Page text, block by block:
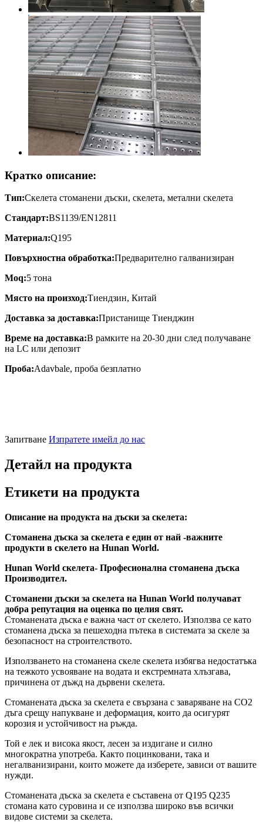
Кратко описание:
Тип:Скелета стоманени дъски, скелета, метални скелета
Стандарт:BS1139/EN12811
Материал:Q195
Повърхностна обработка:Предварително галванизиран
Moq:5 тона
Място на произход:Тиендзин, Китай
Доставка за доставка:Пристанище Тиенджин
Време на доставка:В рамките на 20-30 дни след получаване
на LC или депозит
Проба:Adavbale, проба безплатно
Запитване Изпратете имейл до нас
Детайл на продукта
Етикети на продукта
Описание на продукта на дъски за скелета:
Стоманена дъска за скелета е един от най -важните
продукти в скелето на Hunan World.
Hunan World скелета- Професионална стоманена дъска
Производител.
Стоманени дъски за скелета на Hunan World получават
добра репутация на оценка по целия свят.
Стоманената дъска е важна част от скелето. Използва се като
стоманена дъска за пешеходна пътека в системата за скеле за
безопасност на строителството.
Използването на стоманена скеле скелета избягва недостатъка
на тежкото усвояване на водата и екстремната хлъзгава,
причинена от дъжд на дървени скелета.
Стоманената дъска за скелета е свързана с заваряване на CO2
дъга срещу напукване и деформация, които да осигурят
корозия и устойчивост на ръжда.
Той е лек и висока якост, лесен за издигане и силно
многократна употреба. Както поцинковани, така и
негалванизирани, които можете да изберете, зависи от вашите
нужди.
Стоманената дъска за скелета е съставена от Q195 Q235
стомана като суровина и се използва широко във всички
видове системи за скелета.